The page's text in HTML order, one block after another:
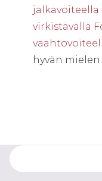
jalkavoiteella
virkistävällä
hyvän mielen.